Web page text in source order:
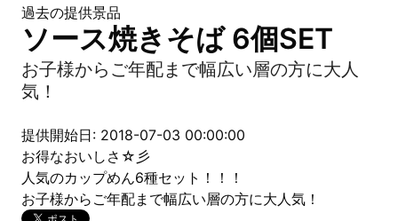
過去の提供景品
ソース焼きそば 6個SET
お子様からご年配まで幅広い層の方に大人
気！
提供開始日: 2018-07-03 00:00:00
お得なおいしさ☆彡
人気のカップめん6種セット！！！
お子様からご年配まで幅広い層の方に大人気！